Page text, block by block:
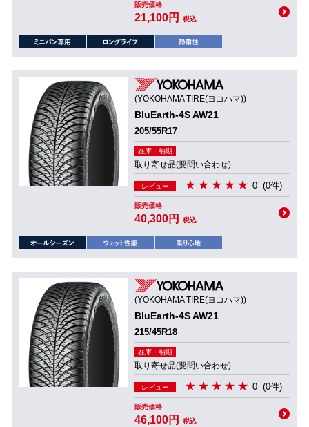
販売価格
21,100円 税込
(YOKOHAMA TIRE(ヨコハマ))
BluEarth-4S AW21
205/55R17
在庫・納期
取り寄せ品(要問い合わせ)
レビュー 0 (0件)
販売価格
40,300円 税込
(YOKOHAMA TIRE(ヨコハマ))
BluEarth-4S AW21
215/45R18
在庫・納期
取り寄せ品(要問い合わせ)
レビュー 0 (0件)
販売価格
46,100円 税込